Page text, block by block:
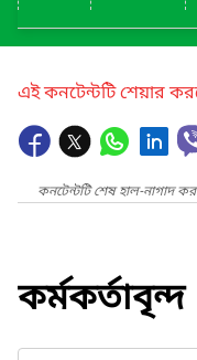
এই কনটেন্টটি শেয়ার
কনটেন্টটি শেষ হাল-নাগাদ
কর্মকর্তাবৃন্দ